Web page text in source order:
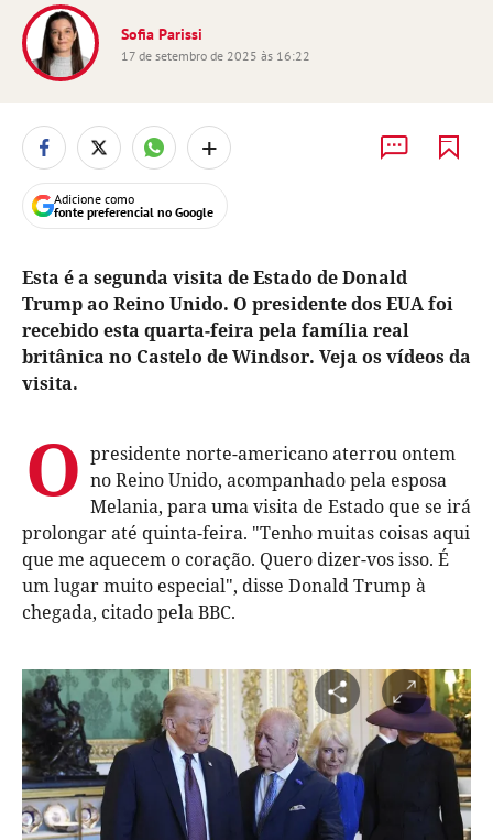
Sofia Parissi
17 de setembro de 2025 às 16:22
+
Adicione como
fonte preferencial no Google
Esta é a segunda visita de Estado de Donald
Trump ao Reino Unido. O presidente dos EUA foi
recebido esta quarta-feira pela família real
britânica no Castelo de Windsor. Veja os vídeos da
visita.
O presidente norte-americano aterrou ontem
no Reino Unido, acompanhado pela esposa
Melania, para uma visita de Estado que se irá
prolongar até quinta-feira. "Tenho muitas coisas aqui
que me aquecem o coração. Quero dizer-vos isso. É
um lugar muito especial", disse Donald Trump à
chegada, citado pela BBC.